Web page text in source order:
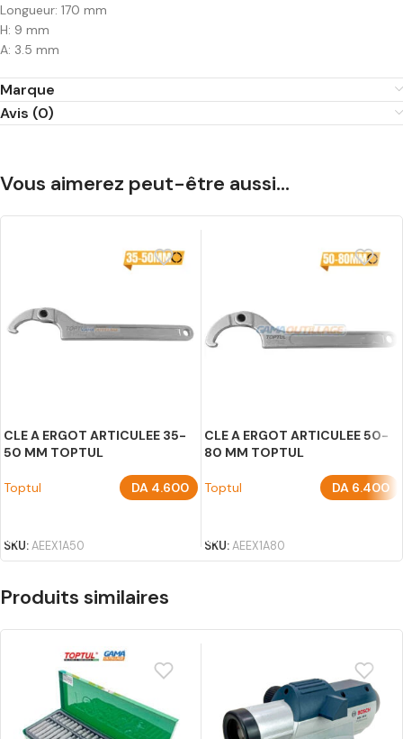
Longueur: 170 mm
H: 9 mm
A: 3.5 mm
Marque
Avis (0)
Vous aimerez peut-être aussi…
CLE A ERGOT ARTICULEE 35-
50 MM TOPTUL
Toptul DA 4.600
SKU:AEEX1A50
CLE A ERGOT ARTICULEE 50-
80 MM TOPTUL
Toptul DA 6.400
SKU:AEEX1A80
Produits similaires